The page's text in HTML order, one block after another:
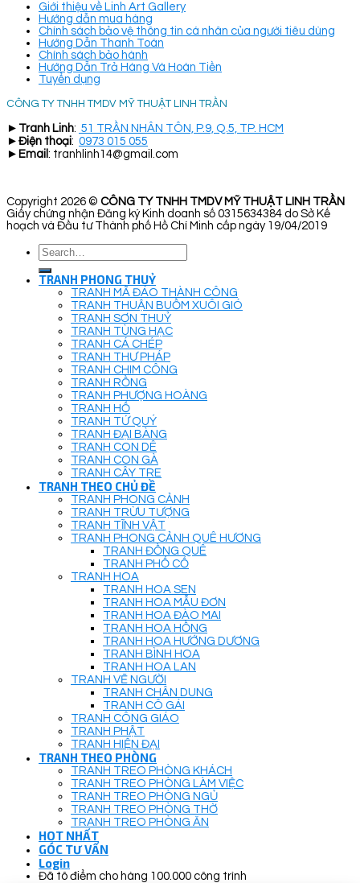
Giới thiệu về Linh Art Gallery
Hướng dẫn mua hàng
Chính sách bảo vệ thông tin cá nhân của người tiêu dùng
Hướng Dẫn Thanh Toán
Chính sách bảo hành
Hướng Dẫn Trả Hàng Và Hoàn Tiền
Tuyển dụng
CÔNG TY TNHH TMDV MỸ THUẬT LINH TRẦN
► Tranh Linh: 51 TRẦN NHÂN TÔN, P.9, Q.5, TP. HCM
► Điện thoại: 0973 015 055
► Email : tranhlinh14@gmail.com
Copyright 2026 © CÔNG TY TNHH TMDV MỸ THUẬT LINH TRẦN
Giấy chứng nhận Đăng ký Kinh doanh số 0315634384 do Sở Kế
hoạch và Đầu tư Thành phố Hồ Chí Minh cấp ngày 19/04/2019
Search
for:
TRANH PHONG THUỶ
TRANH MÃ ĐÁO THÀNH CÔNG
TRANH THUẬN BUỒM XUÔI GIÓ
TRANH SƠN THUỶ
TRANH TÙNG HẠC
TRANH CÁ CHÉP
TRANH THƯ PHÁP
TRANH CHIM CÔNG
TRANH RỒNG
TRANH PHƯỢNG HOÀNG
TRANH HỔ
TRANH TỨ QUÝ
TRANH ĐẠI BÀNG
TRANH CON DÊ
TRANH CON GÀ
TRANH CÂY TRE
TRANH THEO CHỦ ĐỀ
TRANH PHONG CẢNH
TRANH TRỪU TƯỢNG
TRANH TĨNH VẬT
TRANH PHONG CẢNH QUÊ HƯƠNG
TRANH ĐỒNG QUÊ
TRANH PHỐ CỔ
TRANH HOA
TRANH HOA SEN
TRANH HOA MẪU ĐƠN
TRANH HOA ĐÀO MAI
TRANH HOA HỒNG
TRANH HOA HƯỚNG DƯƠNG
TRANH BÌNH HOA
TRANH HOA LAN
TRANH VẼ NGƯỜI
TRANH CHÂN DUNG
TRANH CÔ GÁI
TRANH CÔNG GIÁO
TRANH PHẬT
TRANH HIỆN ĐẠI
TRANH THEO PHÒNG
TRANH TREO PHÒNG KHÁCH
TRANH TREO PHÒNG LÀM VIỆC
TRANH TREO PHÒNG NGỦ
TRANH TREO PHÒNG THỜ
TRANH TREO PHÒNG ĂN
HOT NHẤT
GÓC TƯ VẤN
Login
Đã tô điểm cho hàng 100.000 công trình